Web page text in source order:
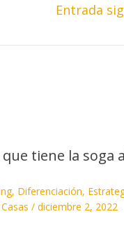
Entrada
tiene la soga
, Diferenciación,
/ diciembre 2, 2022